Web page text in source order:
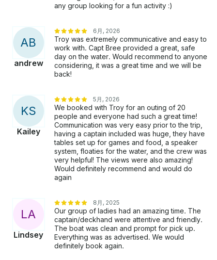
any group looking for a fun activity :)
AB
andrew
6月, 2026
Troy was extremely communicative and easy to
work with. Capt Bree provided a great, safe
day on the water. Would recommend to anyone
considering, it was a great time and we will be
back!
KS
Kailey
5月, 2026
We booked with Troy for an outing of 20
people and everyone had such a great time!
Communication was very easy prior to the trip,
having a captain included was huge, they have
tables set up for games and food, a speaker
system, floaties for the water, and the crew was
very helpful! The views were also amazing!
Would definitely recommend and would do
again
LA
Lindsey
8月, 2025
Our group of ladies had an amazing time. The
captain/deckhand were attentive and friendly.
The boat was clean and prompt for pick up.
Everything was as advertised. We would
definitely book again.